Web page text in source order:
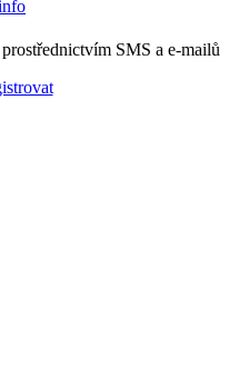
prostřednictvím SMS a e-mailů